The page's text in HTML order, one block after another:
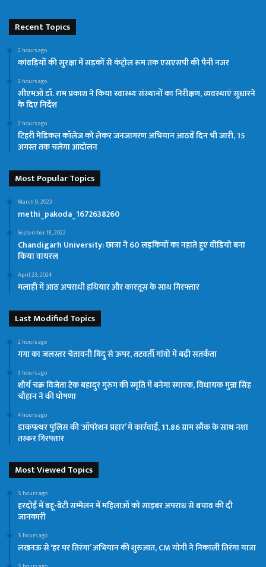
Recent Topics
2 hours ago
कांवड़ियों की सुरक्षा में सड़कों से कंट्रोल रूम तक एसएसपी की पैनी नजर
2 hours ago
सीएमओ डॉ. राम प्रकाश ने किया स्वास्थ्य संस्थानों का निरीक्षण, व्यवस्थाएं सुधारने
के दिए निर्देश
2 hours ago
टिहरी मेडिकल कॉलेज को लेकर जनजागरण अभियान आठवें दिन भी जारी, 15
अगस्त तक चलेगा आंदोलन
Most Popular Topics
March 9, 2023
methi_pakoda_1672638260
September 18, 2022
Chandigarh University: छात्रा ने 60 लड़कियों का नहाते हुए वीडियो बना
किया वायरल
April 23, 2024
मलाही में आठ अपराधी हथियार और कारतूस के साथ गिरफ्तार
Last Modified Topics
2 hours ago
गंगा का जलस्तर चेतावनी बिंदु से ऊपर, तटवर्ती गांवों में बढ़ी सतर्कता
3 hours ago
शौर्य चक्र विजेता टेक बहादुर गुरुंग की स्मृति में बनेगा स्मारक, विधायक मुन्ना सिंह
चौहान ने की घोषणा
4 hours ago
डाकपत्थर पुलिस की ‘ऑपरेशन प्रहार’ में कार्रवाई, 11.86 ग्राम स्मैक के साथ नशा
तस्कर गिरफ्तार
Most Viewed Topics
5 hours ago
हरदोई में बहू-बेटी सम्मेलन में महिलाओं को साइबर अपराध से बचाव की दी
जानकारी
5 hours ago
लखनऊ से ‘हर घर तिरंगा’ अभियान की शुरुआत, CM योगी ने निकाली तिरंगा यात्रा